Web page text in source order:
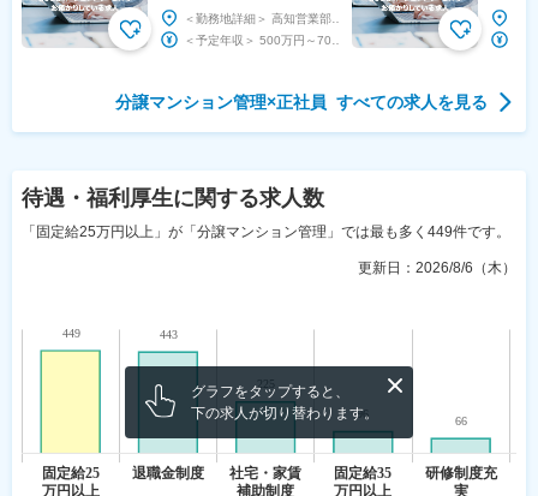
をお持ちの方＞年休129日
／管理受託戸数No1大京G
中／
／残業
分譲マンション管理×正社員 すべての求人を見る
待遇・福利厚生に関する求人数
「固定給25万円以上」が「分譲マンション管理」では最も多く449件です。
更新日： 2026/8/6（木）
グラフをタップすると、
下の求人が切り替わります。